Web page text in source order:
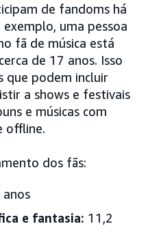
de fandoms há
uma pessoa
fã de música está
de 17 anos. Isso
que podem incluir
a shows e festivais
e músicas com
offline.
dos fãs:
anos
e fantasia: 11,2